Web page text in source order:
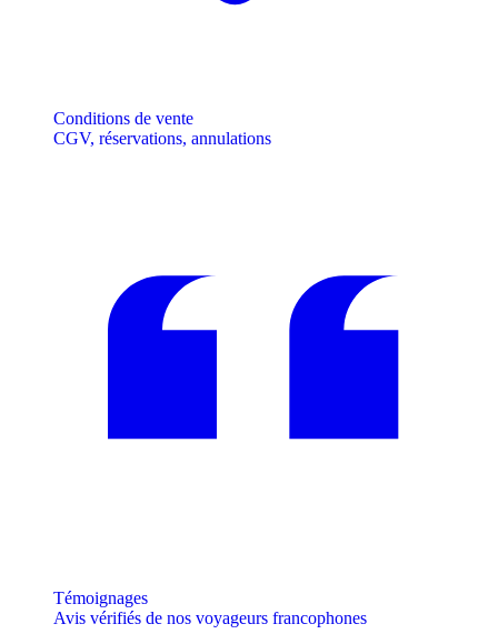
Conditions de vente
CGV, réservations, annulations
Témoignages
Avis vérifiés de nos voyageurs francophones